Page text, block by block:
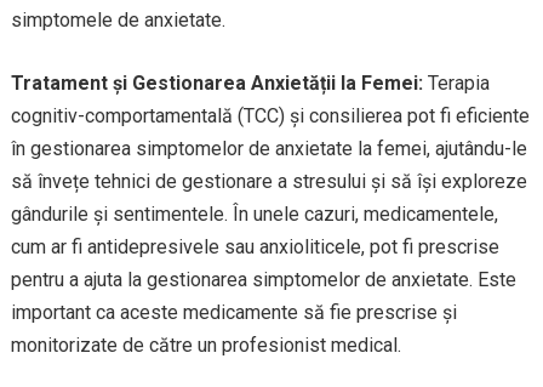
simptomele de anxietate.
Tratament și Gestionarea Anxietății la Femei: Terapia
cognitiv-comportamentală (TCC) și consilierea pot fi eficiente
în gestionarea simptomelor de anxietate la femei, ajutându-le
să învețe tehnici de gestionare a stresului și să își exploreze
gândurile și sentimentele. În unele cazuri, medicamentele,
cum ar fi antidepresivele sau anxioliticele, pot fi prescrise
pentru a ajuta la gestionarea simptomelor de anxietate. Este
important ca aceste medicamente să fie prescrise și
monitorizate de către un profesionist medical.